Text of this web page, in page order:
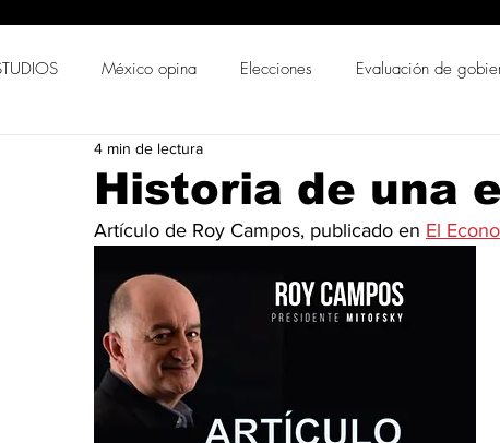
México opina Elecciones Evaluación de
PORTADA Soluciones
Historia de una
4 min de lectura
Artículo de Roy Campos, publicado en El